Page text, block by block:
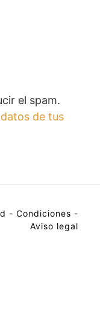
el spam.
de tus
- Condiciones -
Aviso legal